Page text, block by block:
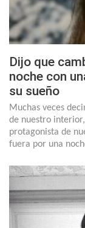
Dijo que
noche con
su sueño
Muchas veces
de nuestro
protagonista de
fuera por una